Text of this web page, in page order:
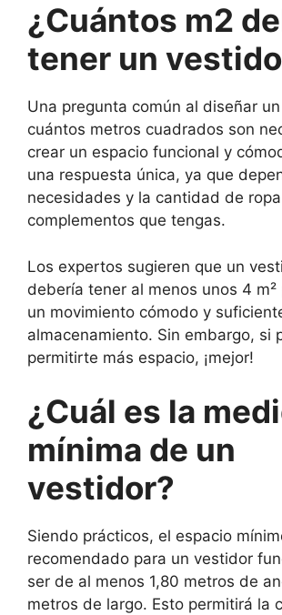
¿Cuántos m2
tener un
Una pregunta común al diseñar
cuántos metros cuadrados son
crear un espacio funcional y
una respuesta única, ya que
necesidades y la cantidad de
complementos que tengas.
Los expertos sugieren que un
debería tener al menos unos 4
un movimiento cómodo y
almacenamiento. Sin embargo, si
permitirte más espacio, ¡mejor!
¿Cuál es la
mínima de un
vestidor?
Siendo prácticos, el espacio
recomendado para un vestidor
ser de al menos 1,80 metros de
metros de largo. Esto permitirá la